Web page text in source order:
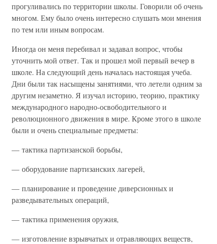
прогуливались по территории школы. Говорили об очень
многом. Ему было очень интересно слушать мои мнения
по тем или иным вопросам.
Иногда он меня перебивал и задавал вопрос, чтобы
уточнить мой ответ. Так и прошел мой первый вечер в
школе. На следующий день началась настоящая учеба.
Дни были так насыщены занятиями, что летели одним за
другим незаметно. Я изучал историю, теорию, практику
международного народно-освободительного и
революционного движения в мире. Кроме этого в школе
были и очень специальные предметы:
— тактика партизанской борьбы,
— оборудование партизанских лагерей,
— планирование и проведение диверсионных и
разведывательных операций,
— тактика применения оружия,
— изготовление взрывчатых и отравляющих веществ,